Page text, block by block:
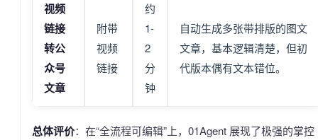
视频
链接
转公
众号
文章
附带
视频
链接
约
1-
2
分
钟
自动生成多张带排版的图文
文章，基本逻辑清楚，但初
代版本偶有文本错位。
总体评价：在“全流程可编辑”上，01Agent 展现了极强的掌控